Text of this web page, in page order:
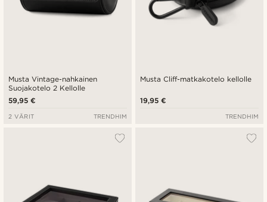
Musta Vintage-nahkainen
Suojakotelo 2 Kellolle
59,95 €
2 VÄRIT TRENDHIM
Musta Cliff-matkakotelo kellolle
19,95 €
TRENDHIM